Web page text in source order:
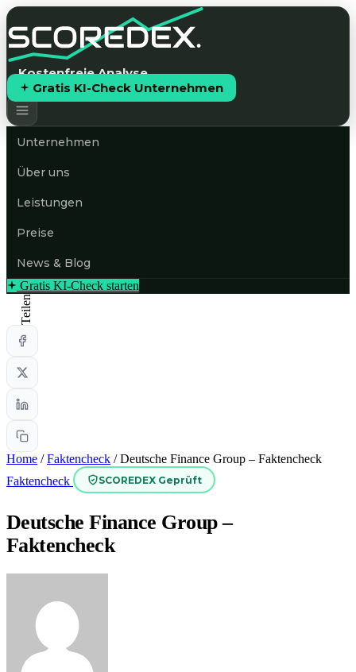
Kostenfreie Analyse
Gratis KI-Check Unternehmen
Unternehmen
Über uns
Leistungen
Preise
News & Blog
Gratis KI-Check starten
Teilen
Home / Faktencheck / Deutsche Finance Group – Faktencheck
Faktencheck
SCOREDEX Geprüft
Deutsche Finance Group –
Faktencheck